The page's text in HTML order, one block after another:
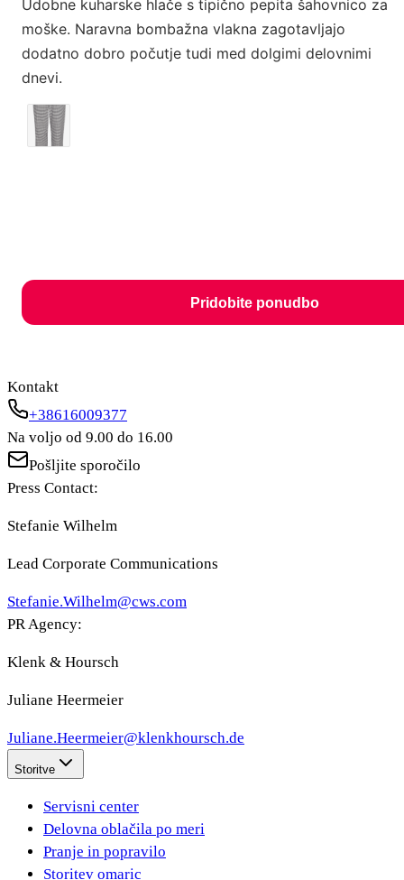
Udobne kuharske hlače s tipično pepita šahovnico za
moške. Naravna bombažna vlakna zagotavljajo
dodatno dobro počutje tudi med dolgimi delovnimi
dnevi.
Pridobite ponudbo
Kontakt
+38616009377
Na voljo od 9.00 do 16.00
Pošljite sporočilo
Press Contact:
Stefanie Wilhelm
Lead Corporate Communications
Stefanie.Wilhelm@cws.com
PR Agency:
Klenk & Hoursch
Juliane Heermeier
Juliane.Heermeier@klenkhoursch.de
Storitve
Servisni center
Delovna oblačila po meri
Pranje in popravilo
Storitev omaric